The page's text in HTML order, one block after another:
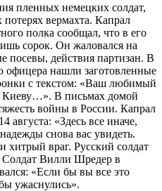
пленных немецких солдат,
вермахта. Капрал
полка сообщал, что в его
сорок. Он жаловался на
посевы, действия партизан. В
офицера нашли заготовленные
с текстом: «Ваш любимый
Киеву…». В письмах домой
войны в России. Капрал
августа: «Здесь все иначе,
снова вас увидеть.
враг. Русский солдат
Солдат Вилли Шредер в
«Если бы вы все это
ужаснулись».